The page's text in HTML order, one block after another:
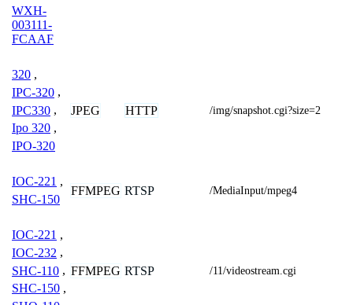
WXH-
003111-
FCAAF
320 ,
IPC-320 ,
IPC330 ,
Ipo 320 ,
IPO-320
JPEG HTTP /img/snapshot.cgi?size=2
IOC-221 ,
SHC-150
FFMPEG RTSP /MediaInput/mpeg4
IOC-221 ,
IOC-232 ,
SHC-110 ,
SHC-150 ,
FFMPEG RTSP /11/videostream.cgi